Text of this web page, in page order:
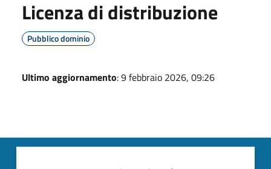
Licenza di distribuzione
Pubblico dominio
Ultimo aggiornamento: 9 febbraio 2026, 09:26